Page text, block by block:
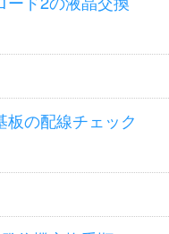
板の配線チェック